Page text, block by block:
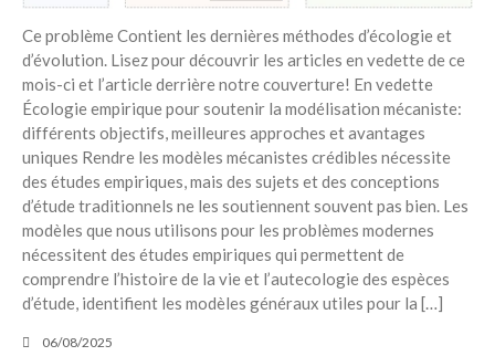
Ce problème Contient les dernières méthodes d’écologie et
d’évolution. Lisez pour découvrir les articles en vedette de ce
mois-ci et l’article derrière notre couverture! En vedette
Écologie empirique pour soutenir la modélisation mécaniste:
différents objectifs, meilleures approches et avantages
uniques Rendre les modèles mécanistes crédibles nécessite
des études empiriques, mais des sujets et des conceptions
d’étude traditionnels ne les soutiennent souvent pas bien. Les
modèles que nous utilisons pour les problèmes modernes
nécessitent des études empiriques qui permettent de
comprendre l’histoire de la vie et l’autecologie des espèces
d’étude, identifient les modèles généraux utiles pour la […]
06/08/2025